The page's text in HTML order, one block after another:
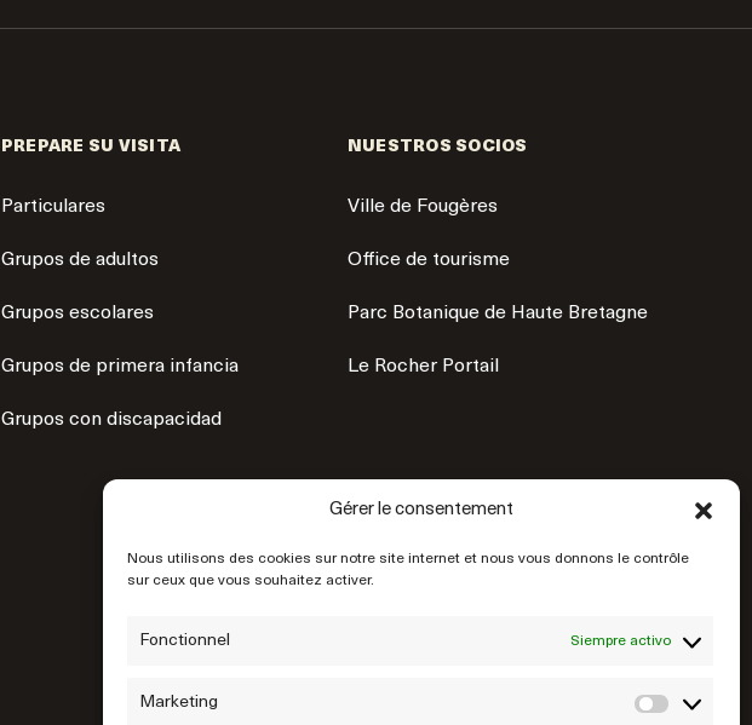
Gérer le consentement
Nous utilisons des cookies sur notre site internet et nous vous donnons le contrôle
sur ceux que vous souhaitez activer.
Fonctionnel Siempre activo
Marketing
PREPARE SU VISITA
Particulares
Grupos de adultos
Grupos escolares
Grupos de primera infancia
Grupos con discapacidad
NUESTROS SOCIOS
Ville de Fougères
Office de tourisme
Parc Botanique de Haute Bretagne
Le Rocher Portail